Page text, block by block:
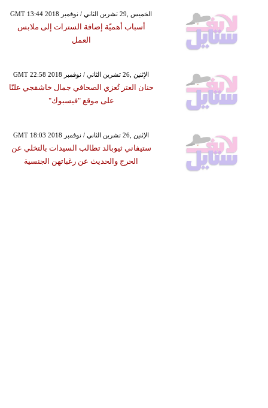
GMT 13:44 2018 الخميس ,29 تشرين الثاني / نوفمبر
أسباب أهميّة إضافة السترات إلى ملابس
العمل
GMT 22:58 2018 الإثنين ,26 تشرين الثاني / نوفمبر
حنان العتر تُعزي الصحافي جمال خاشقجي علنًا
على موقع "فيسبوك"
GMT 18:03 2018 الإثنين ,26 تشرين الثاني / نوفمبر
ستيفاني ثيوبالد تطالب السيدات بالتخلي عن
الحرج والحديث عن رغباتهن الجنسية